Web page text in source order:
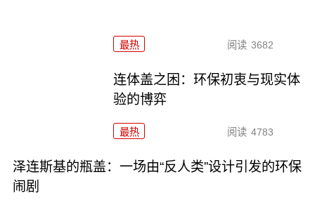
最热 阅读 3682
连体盖之困：环保初衷与现实体
验的博弈
最热 阅读 4783
泽连斯基的瓶盖：一场由“反人类”设计引发的环保
闹剧